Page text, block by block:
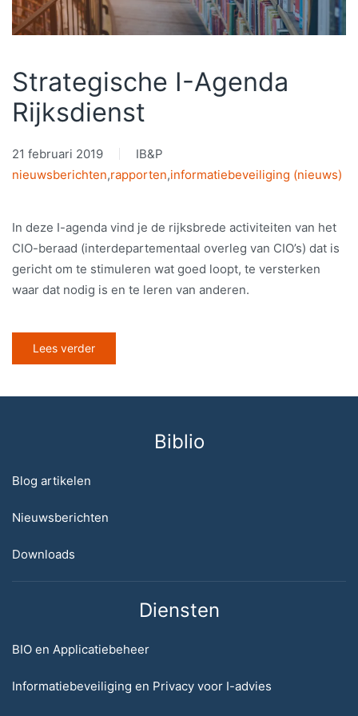
Strategische I-Agenda
Rijksdienst
21 februari 2019
IB&P
nieuwsberichten,rapporten,informatiebeveiliging (nieuws)
In deze I-agenda vind je de rijksbrede activiteiten van het
CIO-beraad (interdepartementaal overleg van CIO’s) dat is
gericht om te stimuleren wat goed loopt, te versterken
waar dat nodig is en te leren van anderen.
Lees verder
Biblio
Blog artikelen
Nieuwsberichten
Downloads
Diensten
BIO en Applicatiebeheer
Informatiebeveiliging en Privacy voor I-advies